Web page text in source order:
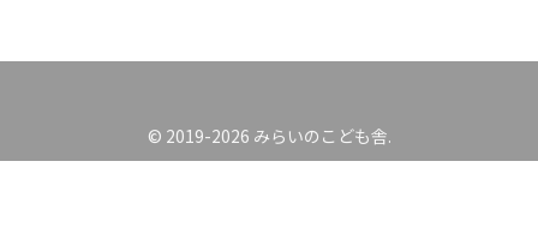
© 2019-2026 みらいのこども舎.